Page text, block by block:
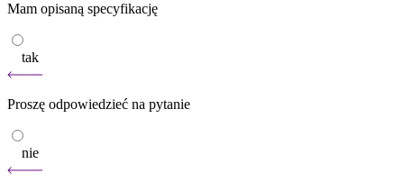
Mam opisaną specyfikację
tak
Proszę odpowiedzieć na pytanie
nie